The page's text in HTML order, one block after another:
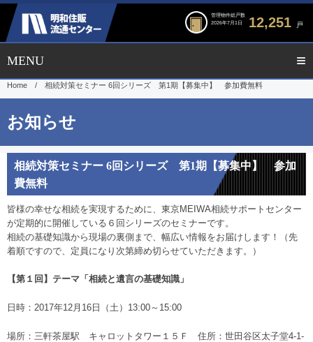
管理物件総戸数
2026年7月1日
12,251 戸
Home / 相続対策セミナー 6回シリーズ 第1期【募集中】 参加費無料
相続対策セミナー 6回シリーズ 第1期【募集中】 参加
費無料
皆様の幸せな相続を実現するために、東京MEIWA相続サポートセンター
が定期的に開催している６回シリーズのセミナーです。
相続の基礎知識から現場の裏側まで、幅広い情報をお届けします！（先
着順ですので、定員になり次第締め切らせていただきます。）
【第１回】テーマ「相続と遺言の基礎知識」
日時：2017年12月16日（土）13:00～15:00
場所：三軒茶屋駅 キャロットタワー１５Ｆ 住所：世田谷区太子堂4-1-